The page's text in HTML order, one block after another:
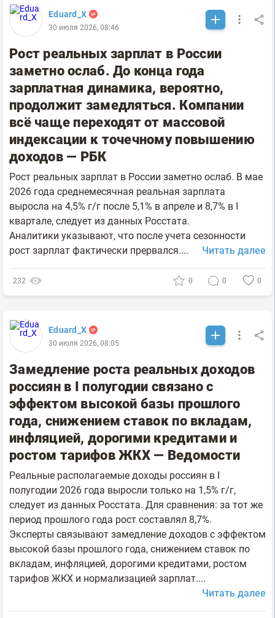
Eduard_X
30 июля 2026, 08:46
Рост реальных зарплат в России
заметно ослаб. До конца года
зарплатная динамика, вероятно,
продолжит замедляться. Компании
всё чаще переходят от массовой
индексации к точечному повышению
доходов — РБК
Рост реальных зарплат в России заметно ослаб. В мае
2026 года среднемесячная реальная зарплата
выросла на 4,5% г/г после 5,1% в апреле и 8,7% в I
квартале, следует из данных Росстата.
Аналитики указывают, что после учета сезонности
рост зарплат фактически прервался....
Читать далее
232 0 0 0
Eduard_X
30 июля 2026, 08:05
Замедление роста реальных доходов
россиян в I полугодии связано с
эффектом высокой базы прошлого
года, снижением ставок по вкладам,
инфляцией, дорогими кредитами и
ростом тарифов ЖКХ — Ведомости
Реальные располагаемые доходы россиян в I
полугодии 2026 года выросли только на 1,5% г/г,
следует из данных Росстата. Для сравнения: за тот же
период прошлого года рост составлял 8,7%.
Эксперты связывают замедление доходов с эффектом
высокой базы прошлого года, снижением ставок по
вкладам, инфляцией, дорогими кредитами, ростом
тарифов ЖКХ и нормализацией зарплат....
Читать далее